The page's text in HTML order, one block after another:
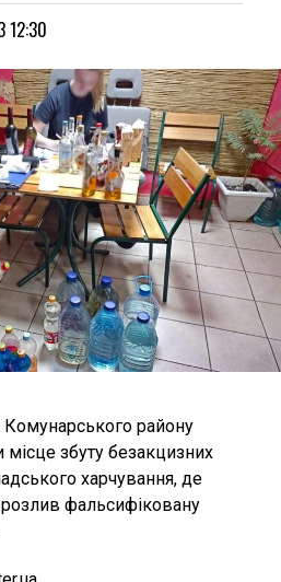
12:30
району
збуту безакцизних
харчування, де
фальсифіковану